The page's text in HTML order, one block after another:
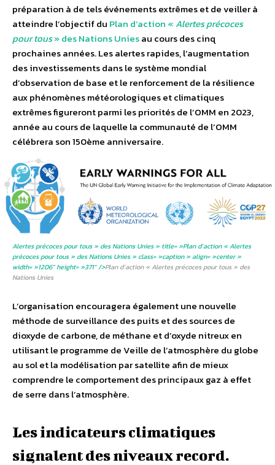
préparation à de tels événements extrêmes et de veiller à
atteindre l’objectif du Plan d’action « Alertes précoces
pour tous» des Nations Uniesau cours des cinq
prochaines années. Les alertes rapides, l’augmentation
des investissements dans le système mondial
d’observation de base et le renforcement de la résilience
aux phénomènes météorologiques et climatiques
extrêmes figureront parmi les priorités de l’OMM en 2023,
année au cours de laquelle la communauté de l’OMM
célébrera son 150ème anniversaire.
Alertes précoces pour tous » des Nations Unies » title= »Plan d’action «Alertes
précoces pour tous» des Nations Unies » class= »caption » align= »center »
width= »1206″ height= »371″ />Plan d’action « Alertes précoces pour tous» des
Nations Unies
L’organisation encouragera également une nouvelle
méthode de surveillance des puits et des sources de
dioxyde de carbone, de méthane et d’oxyde nitreux en
utilisant le programme de Veille de l’atmosphère du globe
au sol et la modélisation par satellite afin de mieux
comprendre le comportement des principaux gaz à effet
de serre dans l’atmosphère.
Les indicateurs climatiques
signalent des niveaux record.